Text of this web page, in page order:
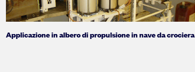
Applicazione in albero di propulsione in nave da crociera